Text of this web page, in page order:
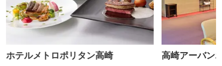
ホテルメトロポリタン高崎 高崎アーバン